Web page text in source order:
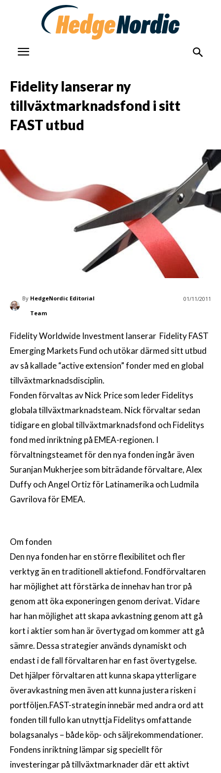
Fidelity lanserar ny
tillväxtmarknadsfond i sitt
FAST utbud
By HedgeNordic Editorial
Team
01/11/2011
Fidelity Worldwide Investment lanserar Fidelity FAST
Emerging Markets Fund och utökar därmed sitt utbud
av så kallade “active extension” fonder med en global
tillväxtmarknadsdisciplin.
Fonden förvaltas av Nick Price som leder Fidelitys
globala tillväxtmarknadsteam. Nick förvaltar sedan
tidigare en global tillväxtmarknadsfond och Fidelitys
fond med inriktning på EMEA-regionen. I
förvaltningsteamet för den nya fonden ingår även
Suranjan Mukherjee som biträdande förvaltare, Alex
Duffy och Angel Ortiz för Latinamerika och Ludmila
Gavrilova för EMEA.
Om fonden
Den nya fonden har en större flexibilitet och fler
verktyg än en traditionell aktiefond. Fondförvaltaren
har möjlighet att förstärka de innehav han tror på
genom att öka exponeringen genom derivat. Vidare
har han möjlighet att skapa avkastning genom att gå
kort i aktier som han är övertygad om kommer att gå
sämre. Dessa strategier används dynamiskt och
endast i de fall förvaltaren har en fast övertygelse.
Det hjälper förvaltaren att kunna skapa ytterligare
överavkastning men även att kunna justera risken i
portföljen.FAST-strategin innebär med andra ord att
fonden till fullo kan utnyttja Fidelitys omfattande
bolagsanalys – både köp- och säljrekommendationer.
Fondens inriktning lämpar sig speciellt för
investeringar på tillväxtmarknader där ett aktivt